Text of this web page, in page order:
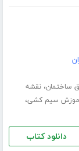
ساختمان،نقشه
سیم کشی،
دانلود کتاب